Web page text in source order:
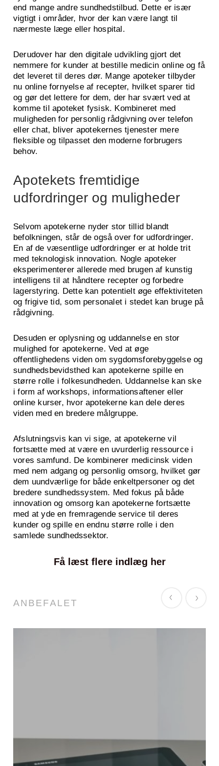
end mange andre sundhedstilbud. Dette er især
vigtigt i områder, hvor der kan være langt til
nærmeste læge eller hospital.
Derudover har den digitale udvikling gjort det
nemmere for kunder at bestille medicin online og få
det leveret til deres dør. Mange apoteker tilbyder
nu online fornyelse af recepter, hvilket sparer tid
og gør det lettere for dem, der har svært ved at
komme til apoteket fysisk. Kombineret med
muligheden for personlig rådgivning over telefon
eller chat, bliver apotekernes tjenester mere
fleksible og tilpasset den moderne forbrugers
behov.
Apotekets fremtidige
udfordringer og muligheder
Selvom apotekerne nyder stor tillid blandt
befolkningen, står de også over for udfordringer.
En af de væsentlige udfordringer er at holde trit
med teknologisk innovation. Nogle apoteker
eksperimenterer allerede med brugen af kunstig
intelligens til at håndtere recepter og forbedre
lagerstyring. Dette kan potentielt øge effektiviteten
og frigive tid, som personalet i stedet kan bruge på
rådgivning.
Desuden er oplysning og uddannelse en stor
mulighed for apotekerne. Ved at øge
offentlighedens viden om sygdomsforebyggelse og
sundhedsbevidsthed kan apotekerne spille en
større rolle i folkesundheden. Uddannelse kan ske
i form af workshops, informationsaftener eller
online kurser, hvor apotekerne kan dele deres
viden med en bredere målgruppe.
Afslutningsvis kan vi sige, at apotekerne vil
fortsætte med at være en uvurderlig ressource i
vores samfund. De kombinerer medicinsk viden
med nem adgang og personlig omsorg, hvilket gør
dem uundværlige for både enkeltpersoner og det
bredere sundhedssystem. Med fokus på både
innovation og omsorg kan apotekerne fortsætte
med at yde en fremragende service til deres
kunder og spille en endnu større rolle i den
samlede sundhedssektor.
Få læst flere indlæg her
ANBEFALET